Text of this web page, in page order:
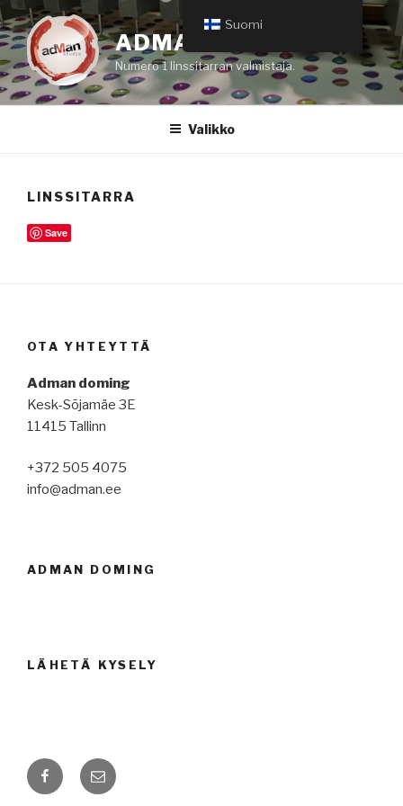
Siirry
sisältöön
ADMAN DOMING
Numero 1 linssitarran valmistaja.
Valikko
LINSSITARRA
Save
OTA YHTEYTTÄ
Adman doming
Kesk-Sõjamäe 3E
11415 Tallinn
+372 505 4075
info@adman.ee
ADMAN DOMING
LÄHETÄ KYSELY
FacebookEmail
Suomi